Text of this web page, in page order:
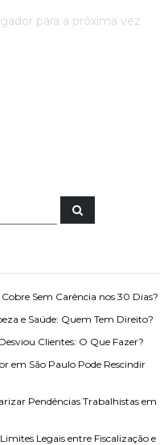
para a próxima vez
P
e
s
r
Sem Carência nos 30 Dias?
e Saúde: Quem Tem Direito?
Clientes: O Que Fazer?
em São Paulo Pode Rescindir
Pendências Trabalhistas em
Legais entre Fiscalização e